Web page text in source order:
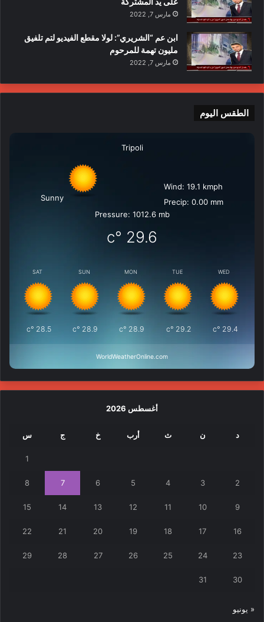
مارس 7, 2022
ابن عم “الشريري”: لولا مقطع الفيديو لتم تلفيق
مليون تهمة للمرحوم
مارس 7, 2022
الطقس اليوم
Tripoli
Sunny
Wind: 19.1 kmph
Precip: 0.00 mm
Pressure: 1012.6 mb
29.6
°c
SAT
28.5
°c
SUN
28.9
°c
MON
28.9
°c
TUE
29.2
°c
WED
29.4
°c
WorldWeatherOnline.com
أغسطس 2026
د ن ث أرب خ ج س
1
2
3
4
5
6
7
8
9
10
11
12
13
14
15
16
17
18
19
20
21
22
23
24
25
26
27
28
29
30
31
« يونيو